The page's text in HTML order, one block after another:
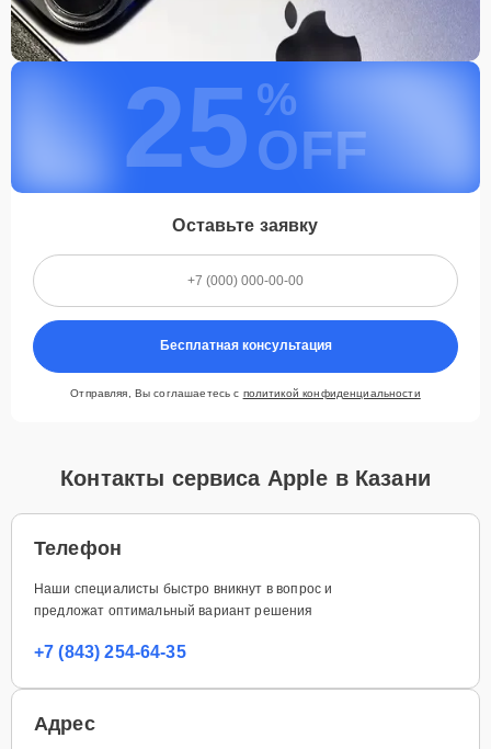
25 %
OFF
Оставьте заявку
Бесплатная консультация
Отправляя, Вы соглашаетесь с политикой конфиденциальности
Контакты сервиса Apple в Казани
Телефон
Наши специалисты быстро вникнут в вопрос и
предложат оптимальный вариант решения
+7 (843) 254-64-35
Адрес